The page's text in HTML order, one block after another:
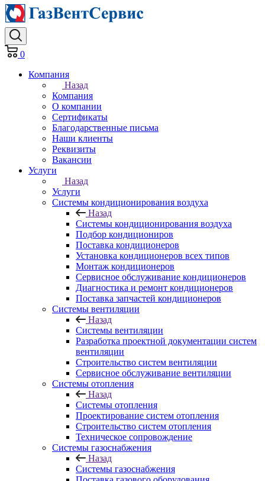
0
Компания
Назад
Компания
О компании
Сертификаты
Благодарственные письма
Наши клиенты
Реквизиты
Вакансии
Услуги
Назад
Услуги
Системы кондиционирования воздуха
Назад
Системы кондиционирования воздуха
Подбор кондициониров
Поставка кондиционеров
Установка кондиционеров всех типов
Монтаж кондиционеров
Сервисное обслуживание кондиционеров
Диагностика и ремонт кондиционеров
Поставка запчастей кондиционеров
Системы вентиляции
Назад
Системы вентиляции
Разработка проектной документации систем
вентиляции
Строительство систем вентиляции
Сервисное обслуживание вентиляции
Системы отопления
Назад
Системы отопления
Проектирование систем отопления
Строительство систем отопления
Техническое сопровождение
Системы газоснабжения
Назад
Системы газоснабжения